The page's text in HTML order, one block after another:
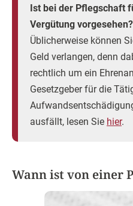
Ist bei der Pflegschaft
Vergütung vorgesehen?
Üblicherweise können
Geld verlangen, denn
rechtlich um ein
Gesetzgeber für die
ausfällt, lesen Sie hier.
Wann ist von einer